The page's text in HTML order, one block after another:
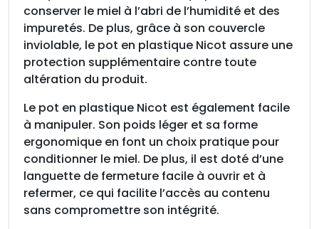
conserver le miel à l’abri de l’humidité et des
impuretés. De plus, grâce à son couvercle
inviolable, le pot en plastique Nicot assure une
protection supplémentaire contre toute
altération du produit.
Le pot en plastique Nicot est également facile
à manipuler. Son poids léger et sa forme
ergonomique en font un choix pratique pour
conditionner le miel. De plus, il est doté d’une
languette de fermeture facile à ouvrir et à
refermer, ce qui facilite l’accès au contenu
sans compromettre son intégrité.